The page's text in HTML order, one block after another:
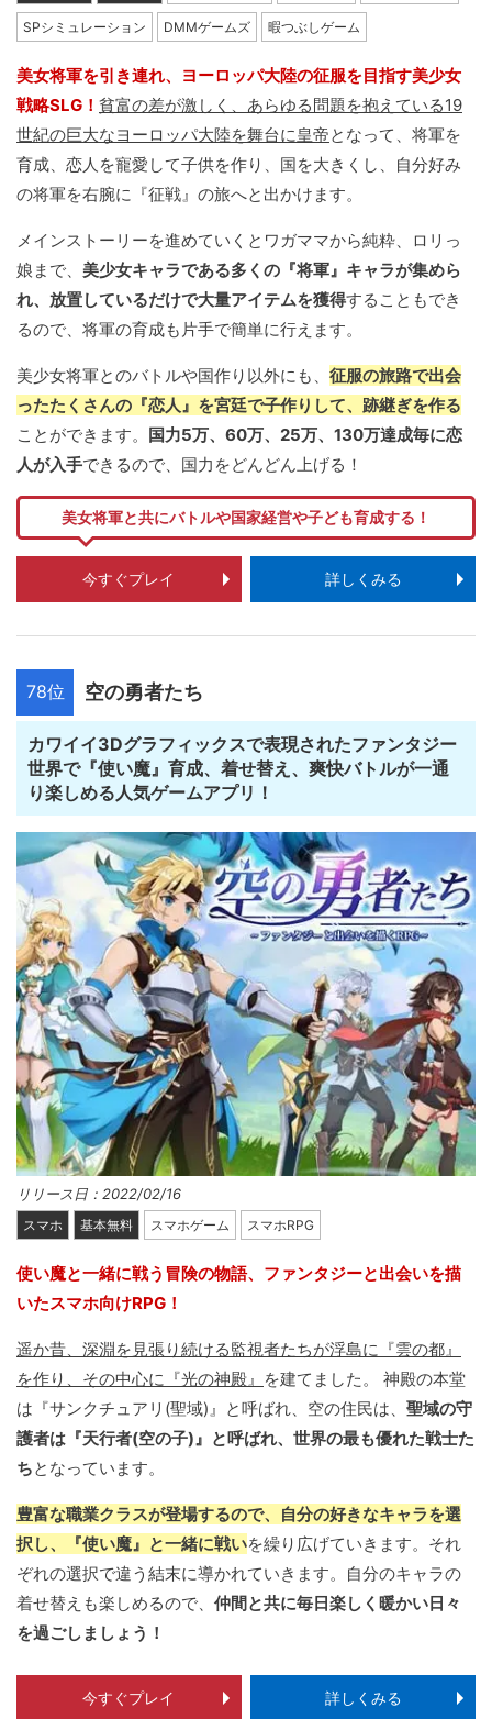
SPシミュレーション DMMゲームズ 暇つぶしゲーム
美女将軍を引き連れ、ヨーロッパ大陸の征服を目指す美少女
戦略SLG！ 貧富の差が激しく、あらゆる問題を抱えている19
世紀の巨大なヨーロッパ大陸を舞台に皇帝となって、将軍を
育成、恋人を寵愛して子供を作り、国を大きくし、自分好み
の将軍を右腕に『征戦』の旅へと出かけます。
メインストーリーを進めていくとワガママから純粋、ロリっ
娘まで、 美少女キャラである多くの『将軍』キャラが集めら
れ、放置しているだけで大量アイテムを獲得することもでき
るので、将軍の育成も片手で簡単に行えます。
美少女将軍とのバトルや国作り以外にも、 征服の旅路で出会
ったたくさんの『恋人』を宮廷で子作りして、跡継ぎを作る
ことができます。 国力5万、60万、25万、130万達成毎に恋
人が入手できるので、国力をどんどん上げる！
美女将軍と共にバトルや国家経営や子ども育成する！
今すぐプレイ 詳しくみる
78位 空の勇者たち
カワイイ3Dグラフィックスで表現されたファンタジー
世界で『使い魔』育成、着せ替え、爽快バトルが一通
り楽しめる人気ゲームアプリ！
リリース日：2022/02/16
スマホ 基本無料 スマホゲーム スマホRPG
使い魔と一緒に戦う冒険の物語、ファンタジーと出会いを描
いたスマホ向けRPG！
遥か昔、深淵を見張り続ける監視者たちが浮島に『雲の都』
を作り、その中心に『光の神殿』 を建てました。 神殿の本堂
は『サンクチュアリ(聖域)』と呼ばれ、空の住民は、 聖域の守
護者は『天行者(空の子)』と呼ばれ、世界の最も優れた戦士た
ちとなっています。
豊富な職業クラスが登場するので、自分の好きなキャラを選
択し、『使い魔』と一緒に戦いを繰り広げていきます。それ
ぞれの選択で違う結末に導かれていきます。自分のキャラの
着せ替えも楽しめるので、 仲間と共に毎日楽しく暖かい日々
を過ごしましょう！
今すぐプレイ 詳しくみる